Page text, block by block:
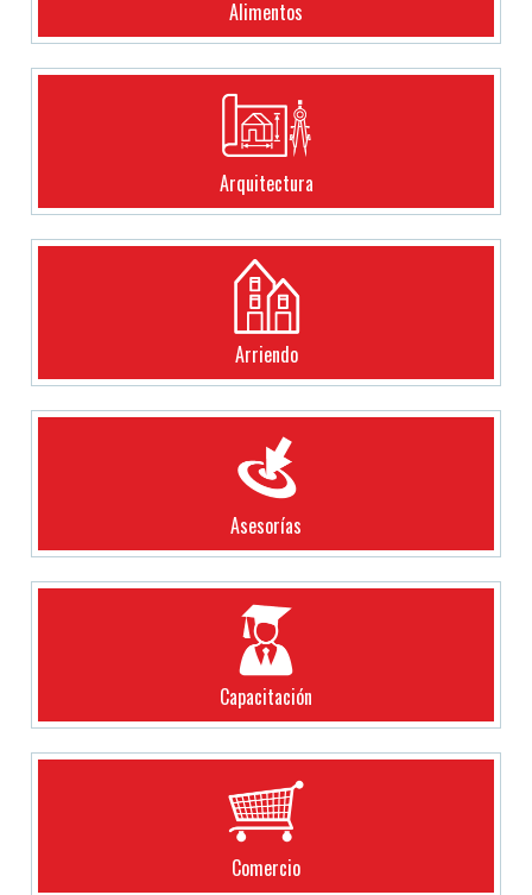
Alimentos
Arquitectura
Arriendo
Asesorías
Capacitación
Comercio